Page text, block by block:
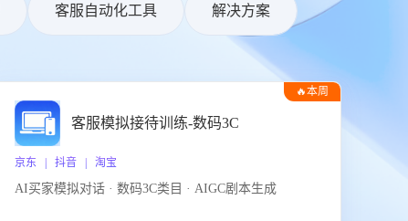
客服自动化工具 解决方案
🔥本周
客服模拟接待训练-数码3C
京东 | 抖音 | 淘宝
AI买家模拟对话 · 数码3C类目 · AIGC剧本生成